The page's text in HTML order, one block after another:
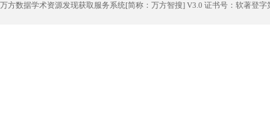
万方数据学术资源发现获取服务系统[简称：万方智搜] V3.0 证书号：软著登字